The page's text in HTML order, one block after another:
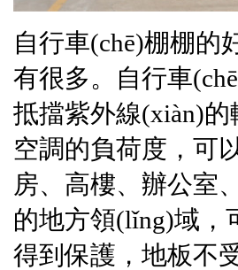
自行車(chē)棚棚的
有很多。
自行車
抵擋紫外線(xiàn)的
空調的負荷度，
房、高樓、辦
的地方領(lǐng)域，
得到保護，地板不